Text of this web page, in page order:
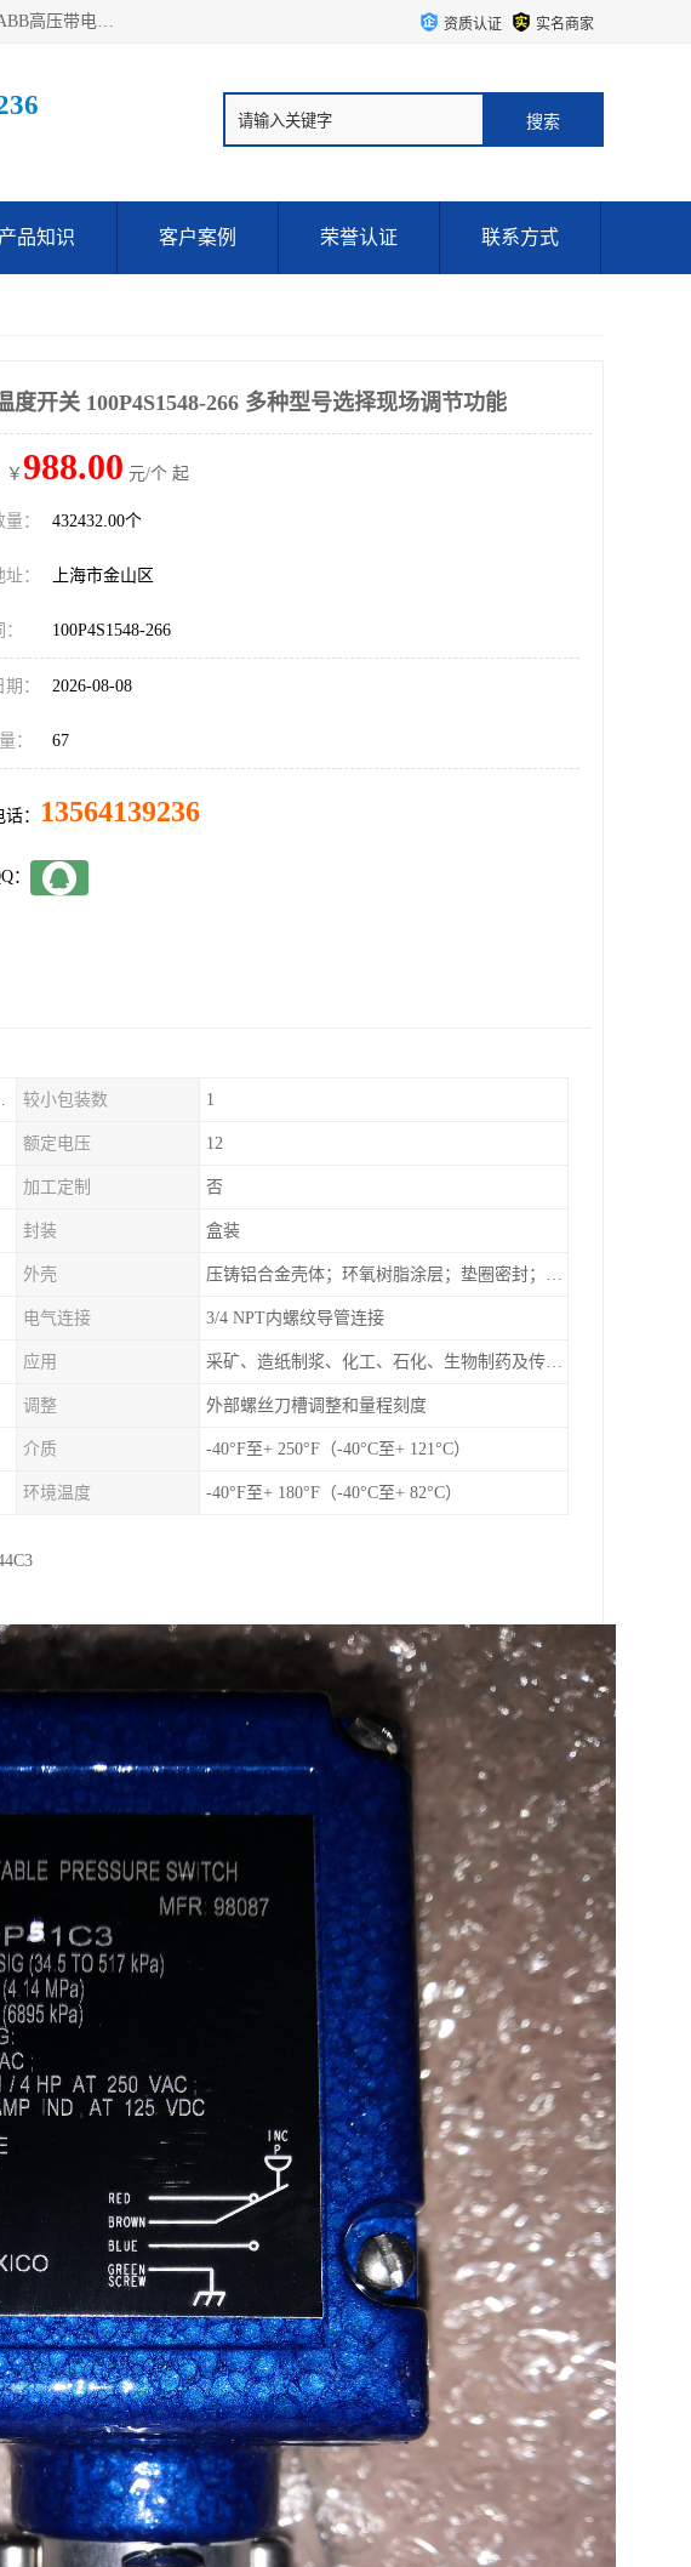
目前我们经销的优势产品主要如下：德国STOBER斯德博、伺服驱动器、电机、减速机、ABB避雷器放电记录仪、ABB高压带电指示器、模拟指示器、柜用照明灯、风机控制器、日本SSS阀门定位器；德国NORD诺德、德国SEW、ITT压力开关、ROSS、伦茨、WEST、ATOS、派克、SSS、三菱、 EVCO、 尤尼帕斯、日本三桥、三菱、威格士、KEB科比等等，品牌众多，无法一一列举！详情来电咨询 资质认证 实名商家
产品知识 客户案例 荣誉认证 联系方式
度开关 100P4S1548-266 多种型号选择现场调节功能
￥ 988.00 元/个 起
： 432432.00个
： 上海市金山区
100P4S1548-266
： 2026-08-08
： 67
： 13564139236
：
流电源形式 较小包装数 1
额定电压 12
加工定制 否
封装 盒装
外壳 压铸铝合金壳体；环氧树脂涂层；垫圈密封；卡紧螺丝
电气连接 3/4 NPT内螺纹导管连接
应用 采矿、造纸制浆、化工、石化、生物制药及传统工业应用领域
调整 外部螺丝刀槽调整和量程刻度
介质 -40°F至+ 250°F（-40°C至+ 121°C）
环境温度 -40°F至+ 180°F（-40°C至+ 82°C）